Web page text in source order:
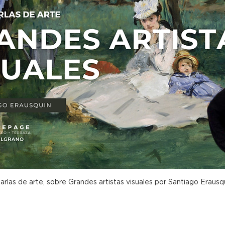
de arte, sobre Grandes artistas visuales por Santiago